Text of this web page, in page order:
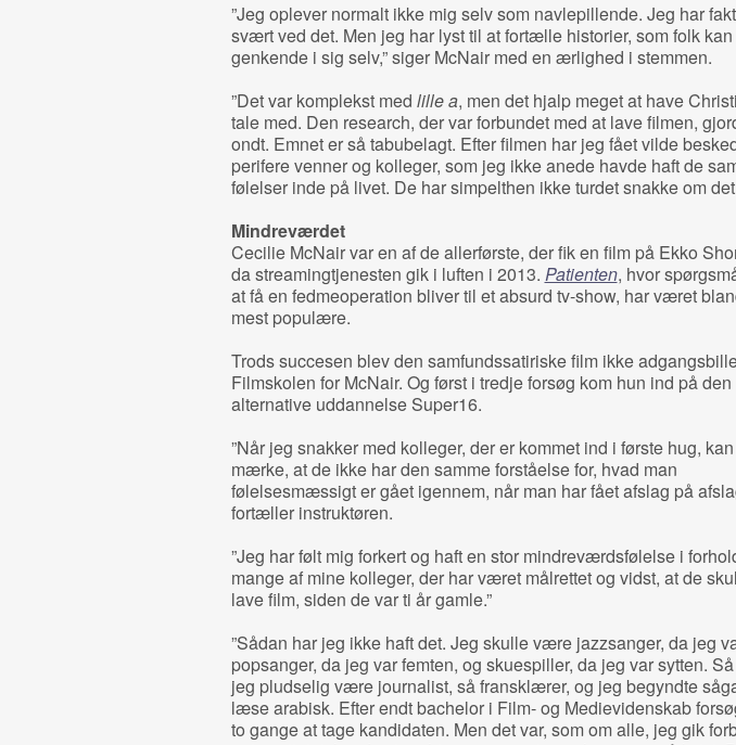
”Jeg oplever normalt ikke mig selv som navlepillende. Jeg har
svært ved det. Men jeg har lyst til at fortælle historier, som folk kan
genkende i sig selv,” siger McNair med en ærlighed i stemmen.
”Det var komplekst med lille a, men det hjalp meget at have
tale med. Den research, der var forbundet med at lave filmen,
ondt. Emnet er så tabubelagt. Efter filmen har jeg fået vilde
perifere venner og kolleger, som jeg ikke anede havde haft de
følelser inde på livet. De har simpelthen ikke turdet snakke om
Mindreværdet
Cecilie McNair var en af de allerførste, der fik en film på Ekko
da streamingtjenesten gik i luften i 2013. Patienten, hvor
at få en fedmeoperation bliver til et absurd tv-show, har været
mest populære.
Trods succesen blev den samfundssatiriske film ikke
Filmskolen for McNair. Og først i tredje forsøg kom hun ind på den
alternative uddannelse Super16.
”Når jeg snakker med kolleger, der er kommet ind i første hug,
mærke, at de ikke har den samme forståelse for, hvad man
følelsesmæssigt er gået igennem, når man har fået afslag på
fortæller instruktøren.
”Jeg har følt mig forkert og haft en stor mindreværdsfølelse i
mange af mine kolleger, der har været målrettet og vidst, at de
lave film, siden de var ti år gamle.”
”Sådan har jeg ikke haft det. Jeg skulle være jazzsanger, da jeg
popsanger, da jeg var femten, og skuespiller, da jeg var sytten.
jeg pludselig være journalist, så fransklærer, og jeg begyndte
læse arabisk. Efter endt bachelor i Film- og Medievidenskab
to gange at tage kandidaten. Men det var, som om alle, jeg gik